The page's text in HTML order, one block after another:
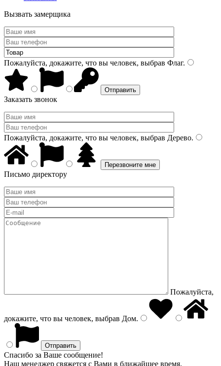
Вызвать замерщика
Пожалуйста, докажите, что вы человек, выбрав Флаг.
Заказать звонок
Пожалуйста, докажите, что вы человек, выбрав Дерево.
Письмо директору
Пожалуйста,
докажите, что вы человек, выбрав Дом.
Спасибо за Ваше сообщение!
Наш менеджер свяжется с Вами в ближайшее время.